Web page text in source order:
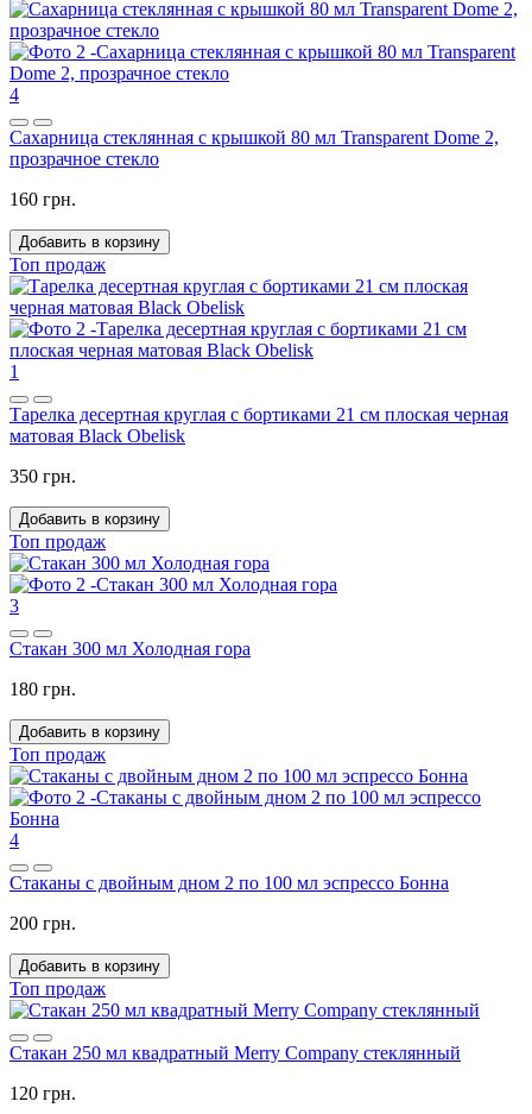
4
Сахарница стеклянная с крышкой 80 мл Transparent Dome 2,
прозрачное стекло
160 грн.
Добавить в корзину
Топ продаж
1
Тарелка десертная круглая с бортиками 21 см плоская черная
матовая Black Obelisk
350 грн.
Добавить в корзину
Топ продаж
3
Стакан 300 мл Холодная гора
180 грн.
Добавить в корзину
Топ продаж
4
Стаканы с двойным дном 2 по 100 мл эспрессо Бонна
200 грн.
Добавить в корзину
Топ продаж
Стакан 250 мл квадратный Merry Company стеклянный
120 грн.